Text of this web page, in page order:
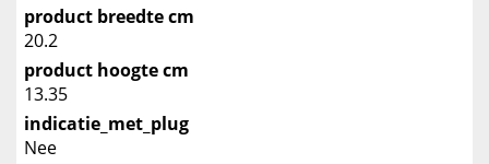
product breedte cm
20.2
product hoogte cm
13.35
indicatie_met_plug
Nee